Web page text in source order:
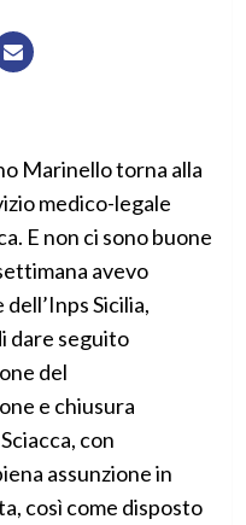
Marinello torna alla
medico-legale
E non ci sono buone
avevo
Sicilia,
dare seguito
del
e chiusura
con
assunzione in
così come disposto